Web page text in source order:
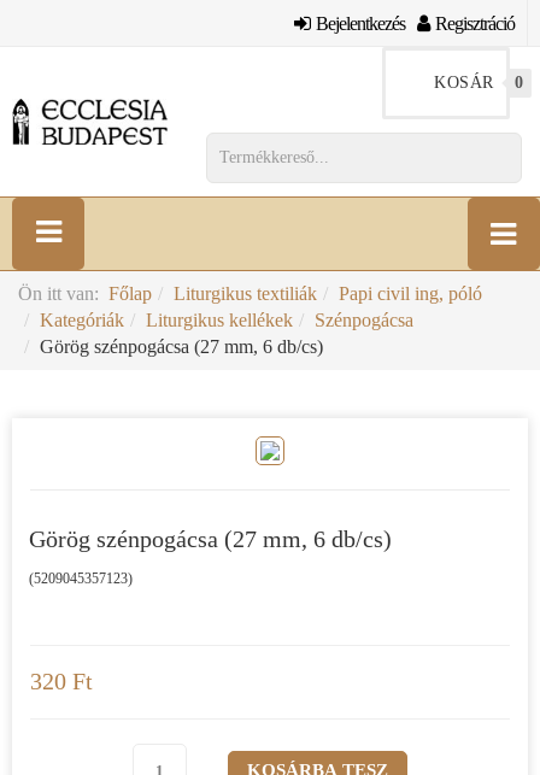
Bejelentkezés Regisztráció
KOSÁR 0
Ön itt van: Főlap Liturgikus textiliák
Papi civil ing, póló
Kategóriák
Liturgikus kellékek
Szénpogácsa
Görög szénpogácsa (27 mm, 6 db/cs)
Görög szénpogácsa (27 mm, 6 db/cs)
(5209045357123)
320 Ft